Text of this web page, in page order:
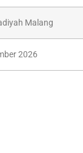
Malang
2026